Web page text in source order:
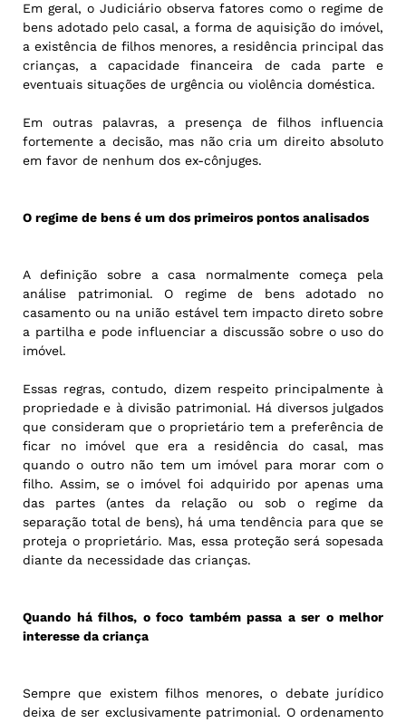
Em geral, o Judiciário observa fatores como o regime de
bens adotado pelo casal, a forma de aquisição do imóvel,
a existência de filhos menores, a residência principal das
crianças, a capacidade financeira de cada parte e
eventuais situações de urgência ou violência doméstica.
Em outras palavras, a presença de filhos influencia
fortemente a decisão, mas não cria um direito absoluto
em favor de nenhum dos ex-cônjuges.
O regime de bens é um dos primeiros pontos analisados
A definição sobre a casa normalmente começa pela
análise patrimonial. O regime de bens adotado no
casamento ou na união estável tem impacto direto sobre
a partilha e pode influenciar a discussão sobre o uso do
imóvel.
Essas regras, contudo, dizem respeito principalmente à
propriedade e à divisão patrimonial. Há diversos julgados
que consideram que o proprietário tem a preferência de
ficar no imóvel que era a residência do casal, mas
quando o outro não tem um imóvel para morar com o
filho. Assim, se o imóvel foi adquirido por apenas uma
das partes (antes da relação ou sob o regime da
separação total de bens), há uma tendência para que se
proteja o proprietário. Mas, essa proteção será sopesada
diante da necessidade das crianças.
Quando há filhos, o foco também passa a ser o melhor
interesse da criança
Sempre que existem filhos menores, o debate jurídico
deixa de ser exclusivamente patrimonial. O ordenamento